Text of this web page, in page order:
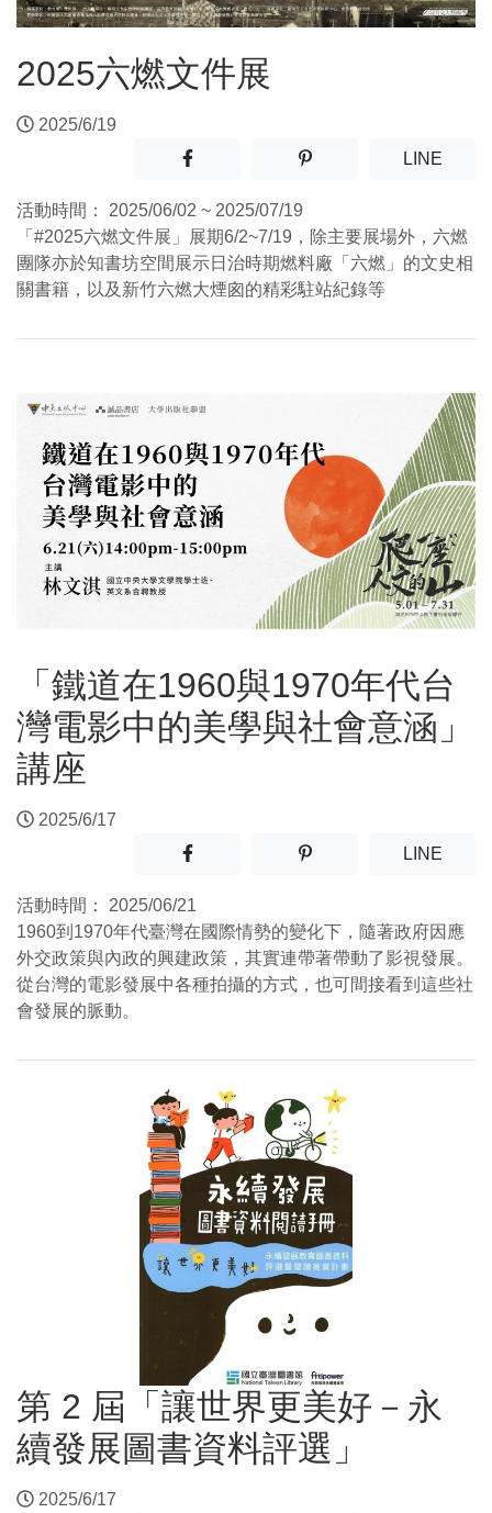
2025六燃文件展
2025/6/19
分享至facebook(另開新視窗)
分享至噗浪(另開新視窗)
LINE(另開
活動時間：
2025/06/02 ~ 2025/07/19
「#2025六燃文件展」展期6/2~7/19，除主要展場外，六燃
團隊亦於知書坊空間展示日治時期燃料廠「六燃」的文史相
關書籍，以及新竹六燃大煙囪的精彩駐站紀錄等
「鐵道在1960與1970年代台
灣電影中的美學與社會意涵」
講座
2025/6/17
分享至facebook(另開新視窗)
分享至噗浪(另開新視窗)
LINE(另開
活動時間：
2025/06/21
1960到1970年代臺灣在國際情勢的變化下，隨著政府因應
外交政策與內政的興建政策，其實連帶著帶動了影視發展。
從台灣的電影發展中各種拍攝的方式，也可間接看到這些社
會發展的脈動。
第 2 屆「讓世界更美好－永
續發展圖書資料評選」
2025/6/17